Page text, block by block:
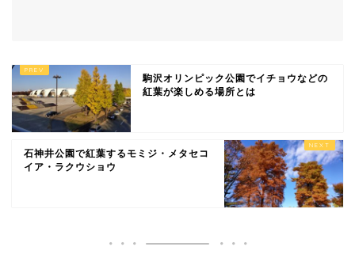
駒沢オリンピック公園でイチョウなどの
紅葉が楽しめる場所とは
石神井公園で紅葉するモミジ・メタセコ
イア・ラクウショウ